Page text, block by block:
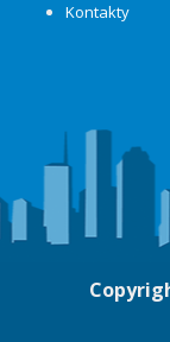
Kontakty